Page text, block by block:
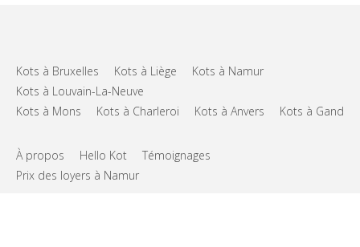
Kots à Bruxelles Kots à Liège
Kots à Namur
Kots à Louvain-La-Neuve
Kots à Mons
Kots à Charleroi Kots à Anvers Kots à Gand
À propos Hello Kot
Témoignages
Prix des loyers à Namur